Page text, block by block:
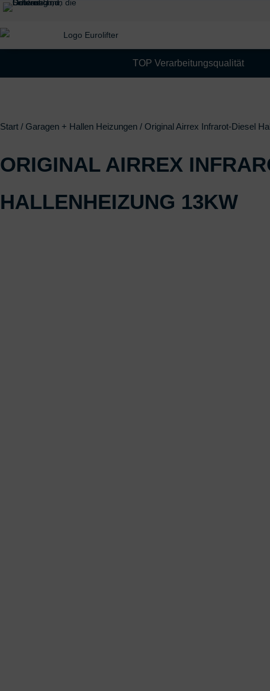
TOP Verarbeitungsqualität
Start / Garagen + Hallen Heizungen / Original Airrex Infrarot-Diesel
ORIGINAL AIRREX
ALLENHEIZUNG 13KW